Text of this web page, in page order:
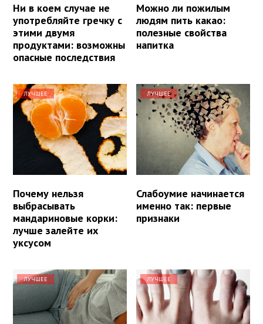
Ни в коем случае не
употребляйте гречку с
этими двумя
продуктами: возможны
опасные последствия
Можно ли пожилым
людям пить какао:
полезные свойства
напитка
ЛУЧШЕЕ
Почему нельзя
выбрасывать
мандариновые корки:
лучше залейте их
уксусом
ЛУЧШЕЕ
Слабоумие начинается
именно так: первые
признаки
ЛУЧШЕЕ ЛУЧШЕЕ